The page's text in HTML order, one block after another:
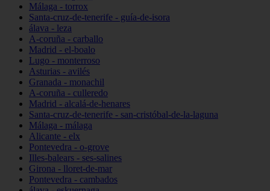
Málaga - torrox
Santa-cruz-de-tenerife - guía-de-isora
álava - leza
A-coruña - carballo
Madrid - el-boalo
Lugo - monterroso
Asturias - avilés
Granada - monachil
A-coruña - culleredo
Madrid - alcalá-de-henares
Santa-cruz-de-tenerife - san-cristóbal-de-la-laguna
Málaga - málaga
Alicante - elx
Pontevedra - o-grove
Illes-balears - ses-salines
Girona - lloret-de-mar
Pontevedra - cambados